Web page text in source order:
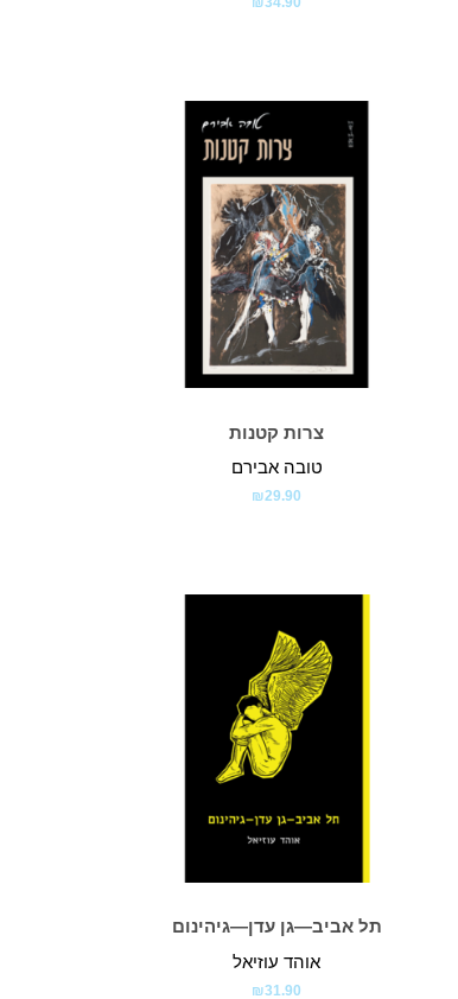
צרות קטנות
טובה אבירם
₪29.90
תל אביב—גן עדן—גיהינום
אוהד עוזיאל
₪31.90